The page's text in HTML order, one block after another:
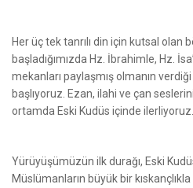
Her üç tek tanrılı din için kutsal olan
başladığımızda Hz. İbrahimle, Hz.
mekanları paylaşmış olmanın
başlıyoruz. Ezan, ilahi ve çan
ortamda Eski Kudüs içinde ilerliyoruz.
Yürüyüşümüzün ilk durağı, Eski
Müslümanların büyük bir kıskançlıkla